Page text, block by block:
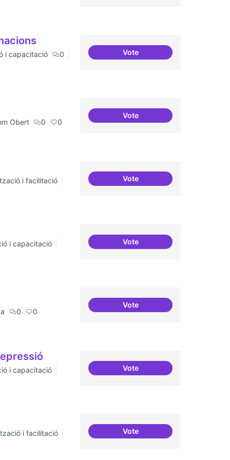
i capacitació
0
VoteCol·laboració amb Torre
Obert 0 0
VoteGrades Obertes
i facilitació
VoteILP Drets Digitals
i capacitació
VoteDefinició del currículum del
0 0
VoteDigitalització de
i capacitació
VoteTècniques de seguretat
i facilitació
VoteMoviment Activista Digital